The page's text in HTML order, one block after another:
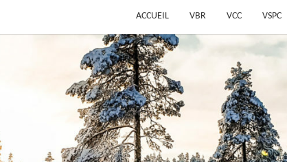
ACCUEIL VBR VCC VSPC